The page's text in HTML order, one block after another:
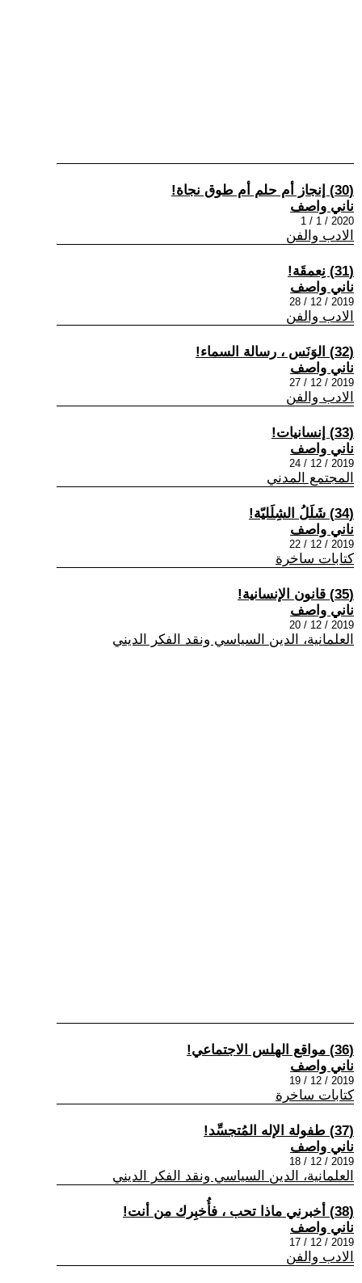
(30) إنجاز أم حلم أم طوق نجاة!
ناني واصف
2020 / 1 / 1
الادب والفن
(31) نِعمقَة!
ناني واصف
2019 / 12 / 28
الادب والفن
(32) الوَنَس ، رسالة السماء!
ناني واصف
2019 / 12 / 27
الادب والفن
(33) إنسانيات!
ناني واصف
2019 / 12 / 24
المجتمع المدني
(34) شَلَلُ الشِلَليّة!
ناني واصف
2019 / 12 / 22
كتابات ساخرة
(35) قانون الإنسانية!
ناني واصف
2019 / 12 / 20
العلمانية، الدين السياسي ونقد الفكر الديني
(36) مواقع الهلس الاجتماعي!
ناني واصف
2019 / 12 / 19
كتابات ساخرة
(37) طفولة الإله المُتجسِّد!
ناني واصف
2019 / 12 / 18
العلمانية، الدين السياسي ونقد الفكر الديني
(38) أخبرني ماذا تحب ، فأُخبِرك من أنت!
ناني واصف
2019 / 12 / 17
الادب والفن